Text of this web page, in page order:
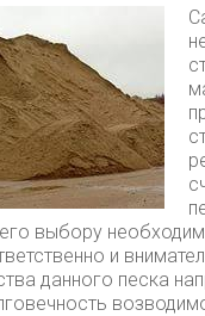
выбору
и
данного песка